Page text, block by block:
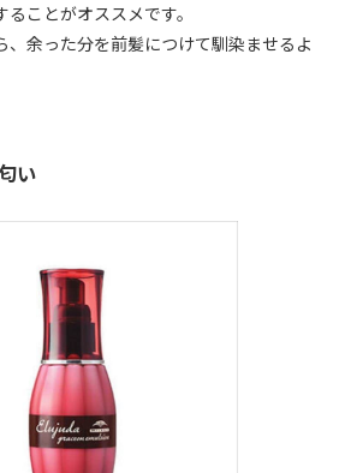
ことがオススメです。
、余った分を前髪につけて馴染ませるよ
い